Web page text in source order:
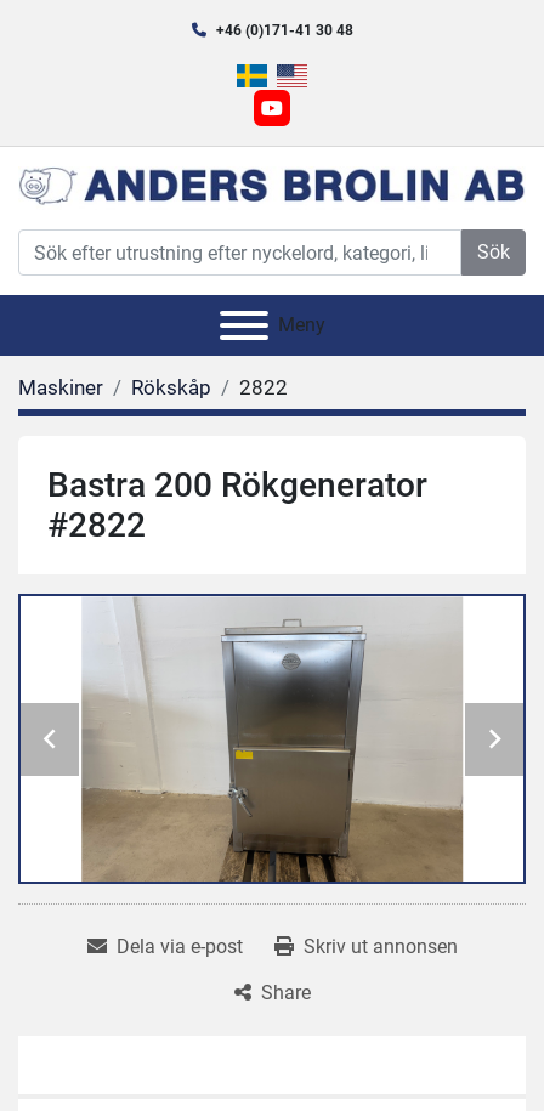
+46 (0)171-41 30 48
youtube
Sök
Meny
Maskiner Rökskåp 2822
Bastra 200 Rökgenerator
#2822
Dela via e-post
Skriv ut annonsen
Share